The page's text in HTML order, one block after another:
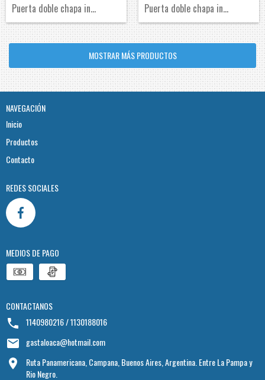
Puerta doble chapa inyectada con inserto... Puerta doble chapa inyectada con medio s...
MOSTRAR MÁS PRODUCTOS
NAVEGACIÓN
Inicio
Productos
Contacto
REDES SOCIALES
MEDIOS DE PAGO
CONTACTANOS
1140980216 / 1130188016
gastaloaca@hotmail.com
Ruta Panamericana, Campana, Buenos Aires, Argentina. Entre La Pampa y
Rio Negro.